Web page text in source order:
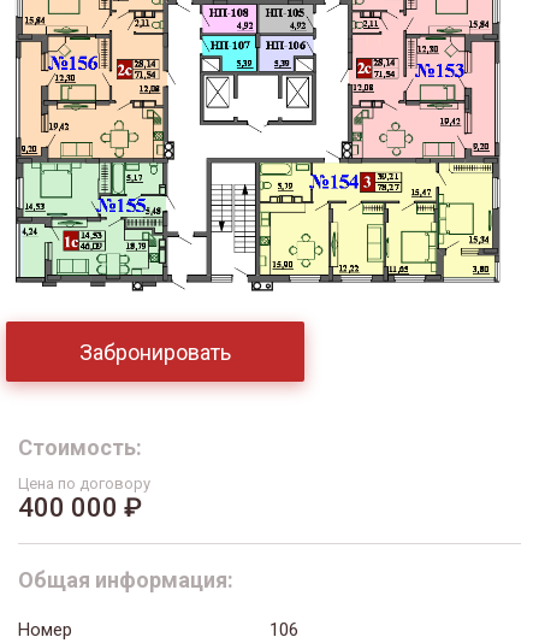
Забронировать
Стоимость:
Цена по договору
400 000 ₽
Общая информация:
Номер
106